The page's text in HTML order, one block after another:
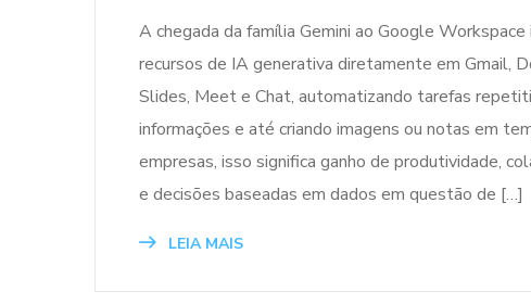
A chegada da família Gemini ao Google Workspace
recursos de IA generativa diretamente em Gmail,
Slides, Meet e Chat, automatizando tarefas
informações e até criando imagens ou notas em
empresas, isso significa ganho de produtividade,
e decisões baseadas em dados em questão de […]
LEIA MAIS